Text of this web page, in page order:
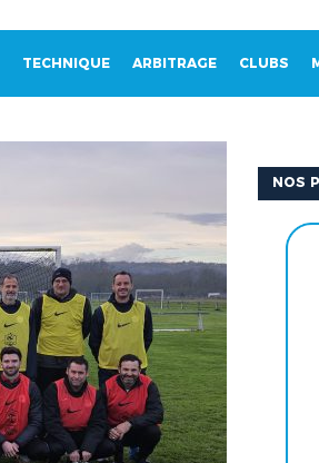
TECHNIQUE ARBITRAGE CLUBS
NOS